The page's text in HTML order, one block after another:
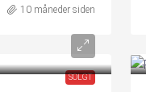
10 måneder siden
SOLGT